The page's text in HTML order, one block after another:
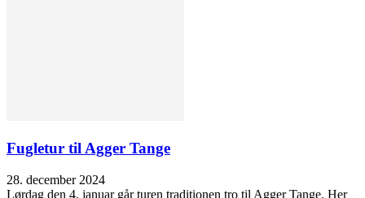
Fugletur til Agger Tange
28. december 2024
Lørdag den 4. januar går turen traditionen tro til Agger Tange. Her